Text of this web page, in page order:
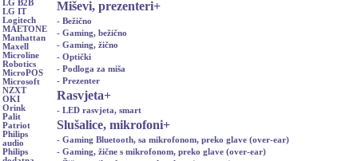
LG B2B
LG IT
Logitech
MAETONE
Manhattan
Maxell
Microline
Robotics
MicroPOS
Microsoft
NZXT
OKI
Orink
Palit
Patriot
Philips
audio
Philips
Miševi, prezenteri+
- Bežično
- Gaming, bežično
- Gaming, žično
- Optički
- Podloga za miša
- Prezenter
Rasvjeta+
- LED rasvjeta, smart
Slušalice, mikrofoni+
- Gaming Bluetooth, sa mikrofonom, preko glave (over-ear)
- Gaming, žične s mikrofonom, preko glave (over-ear)